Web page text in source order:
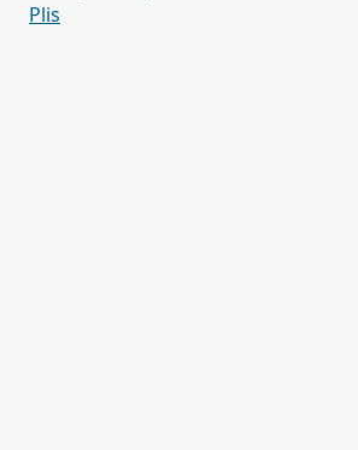
Plis